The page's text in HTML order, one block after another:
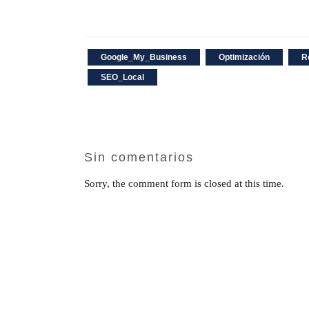
Google_My_Business Optimización
SEO_Local
Sin comentarios
Sorry, the comment form is closed at this time.